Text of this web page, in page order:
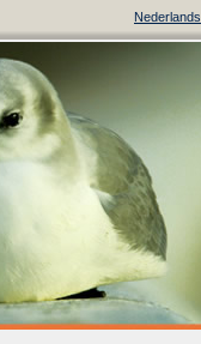
Nederlands